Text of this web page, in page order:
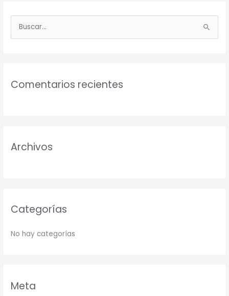
a
:
Comentarios recientes
Archivos
Categorías
No hay categorías
Meta